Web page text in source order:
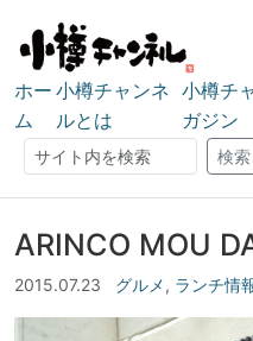
ホー
ム
小樽チャンネ
ルとは
小樽チ
ガジン
検索
検索
ARINCO MOU
2015.07.23 グルメ, ランチ情